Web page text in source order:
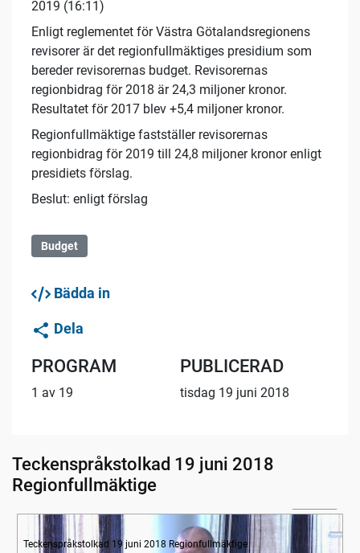
2019 (16:11)
Enligt reglementet för Västra Götalandsregionens
revisorer är det regionfullmäktiges presidium som
bereder revisorernas budget. Revisorernas
regionbidrag för 2018 är 24,3 miljoner kronor.
Resultatet för 2017 blev +5,4 miljoner kronor.
Regionfullmäktige fastställer revisorernas
regionbidrag för 2019 till 24,8 miljoner kronor enligt
presidiets förslag.
Beslut: enligt förslag
Budget
Bädda in
Dela
PROGRAM
1 av 19
PUBLICERAD
tisdag 19 juni 2018
Teckenspråkstolkad 19 juni 2018
Regionfullmäktige
Övergripande hälso- och sjukvårdsdebatt
Teckenspråkstolkad 19 juni 2018 Regionfullmäktige